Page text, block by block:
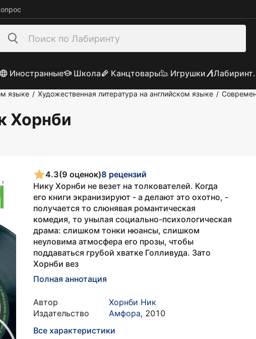
Иностранные Школа Канцтовары Игрушки
языке / Художественная литература на английском языке /
Хорнби
4.3(9 оценок)8 рецензий
Нику Хорнби не везет на толкователей. Когда
его книги экранизируют - а делают это охотно, -
получается то слюнявая романтическая
комедия, то унылая социально-психологическая
драма: слишком тонки нюансы, слишком
неуловима атмосфера его прозы, чтобы
поддаваться грубой хватке Голливуда. Зато
Хорнби вез
Полная аннотация
Автор
Хорнби Ник
Издательство
Амфора, 2010
Все характеристики